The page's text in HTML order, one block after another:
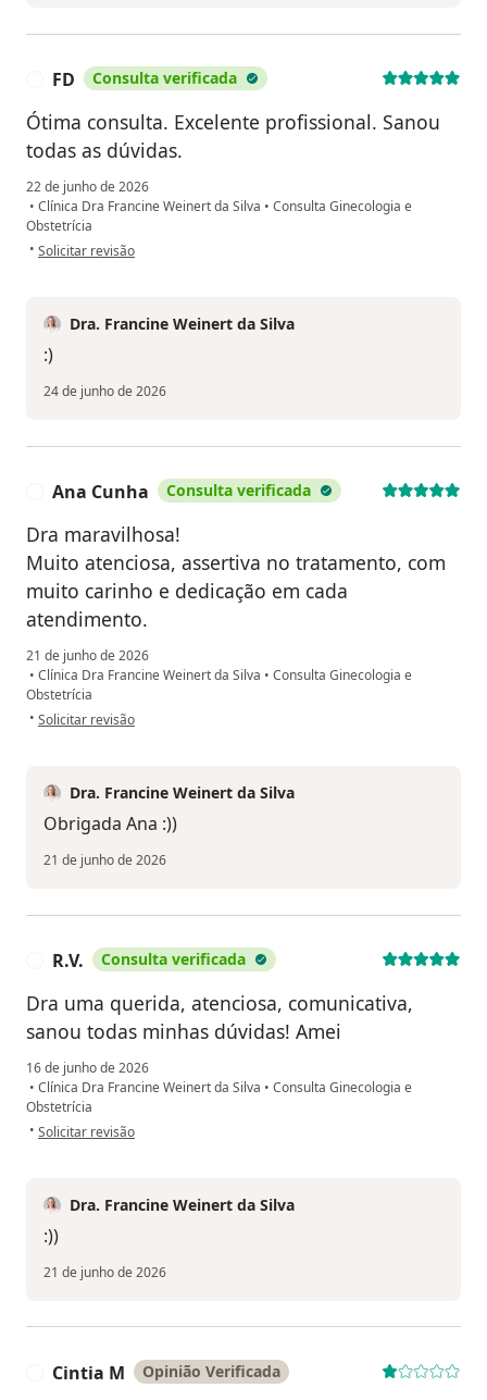
FD Consulta verificada
Ótima consulta. Excelente profissional. Sanou
todas as dúvidas.
22 de junho de 2026
• Clínica Dra Francine Weinert da Silva • Consulta Ginecologia e
Obstetrícia
• na opinião do utilizador FD
Solicitar revisão
Dra. Francine Weinert da Silva
:)
24 de junho de 2026
Ana Cunha Consulta verificada
Dra maravilhosa!
Muito atenciosa, assertiva no tratamento, com
muito carinho e dedicação em cada
atendimento.
21 de junho de 2026
• Clínica Dra Francine Weinert da Silva • Consulta Ginecologia e
Obstetrícia
• na opinião do utilizador Ana Cunha
Solicitar revisão
Dra. Francine Weinert da Silva
Obrigada Ana :))
21 de junho de 2026
R.V. Consulta verificada
Dra uma querida, atenciosa, comunicativa,
sanou todas minhas dúvidas! Amei
16 de junho de 2026
• Clínica Dra Francine Weinert da Silva • Consulta Ginecologia e
Obstetrícia
• na opinião do utilizador R.V.
Solicitar revisão
Dra. Francine Weinert da Silva
:))
21 de junho de 2026
Cintia M Opinião Verificada